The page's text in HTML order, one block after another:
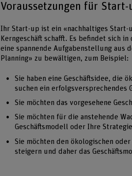
Voraussetzungen für Start-
Ihr Start-up ist ein «nachhaltiges Start-
Kerngeschäft schafft. Es befindet sich
eine spannende Aufgabenstellung aus
Planning» zu bewältigen, zum Beispiel:
Sie haben eine Geschäftsidee, die
suchen ein erfolgsversprechendes
Sie möchten das vorgesehene
Sie möchten für die anstehende
Geschäftsmodell oder Ihre
Sie möchten den ökologischen
steigern und daher das